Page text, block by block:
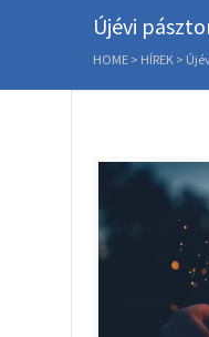
Újévi
HOME > HÍREK >